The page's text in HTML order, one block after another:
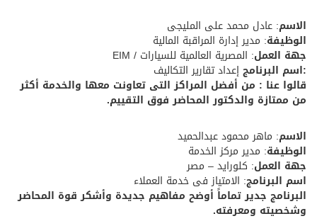
الاسم: عادل محمد على المليجى
الوظيفة: مدير إدارة المراقبة المالية
جهة العمل: المصرية العالمية للسيارات / EIM
:اسم البرنامج إعداد تقارير التكاليف
قالوا عنا : من أفضل المراكز التى تعاونت معها والخدمة أكثر
من ممتازة والدكتور المحاضر فوق التقييم.
الاسم: ماهر محمود عبدالحميد
الوظيفة: مدير مركز الخدمة
جهة العمل: كلورايد – مصر
اسم البرنامج: الامتياز فى خدمة العملاء
البرنامج جدير تماماً أوضح مفاهيم جديدة وأشكر قوة المحاضر
وشخصيته ومعرفته.